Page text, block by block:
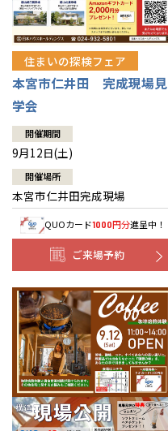
住まいの探検フェア
本宮市仁井田 完成現場見
学会
開催期間
9月12日(土)
開催場所
本宮市仁井田完成現場
QUOカード1000円分進呈中！
ご来場予約